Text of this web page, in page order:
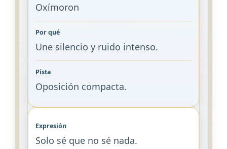
Oxímoron
Une silencio y ruido intenso.
Oposición compacta.
Solo sé que no sé nada.